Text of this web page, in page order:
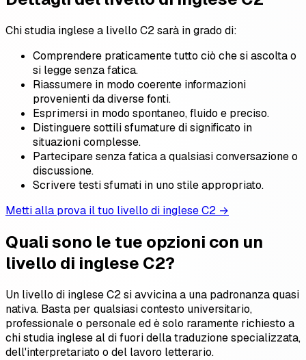
Chi studia inglese a livello C2 sarà in grado di:
Comprendere praticamente tutto ciò che si ascolta o
si legge senza fatica.
Riassumere in modo coerente informazioni
provenienti da diverse fonti.
Esprimersi in modo spontaneo, fluido e preciso.
Distinguere sottili sfumature di significato in
situazioni complesse.
Partecipare senza fatica a qualsiasi conversazione o
discussione.
Scrivere testi sfumati in uno stile appropriato.
Metti alla prova il tuo livello di inglese C2 →
Quali sono le tue opzioni con un
livello di inglese C2?
Un livello di inglese C2 si avvicina a una padronanza quasi
nativa. Basta per qualsiasi contesto universitario,
professionale o personale ed è solo raramente richiesto a
chi studia inglese al di fuori della traduzione specializzata,
dell'interpretariato o del lavoro letterario.